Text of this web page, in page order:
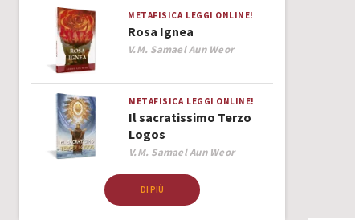
METAFISICA LEGGI ONLINE!
Rosa Ignea
Author
V.M. Samael Aun Weor
METAFISICA LEGGI ONLINE!
Il sacratissimo Terzo
Logos
Author
V.M. Samael Aun Weor
DI PIÙ